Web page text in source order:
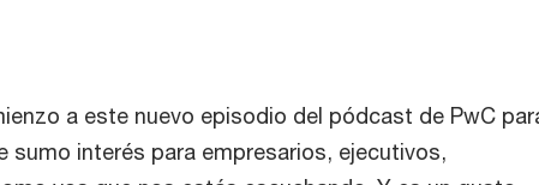
a este nuevo episodio del pódcast de PwC
sumo interés para empresarios, ejecutivos,